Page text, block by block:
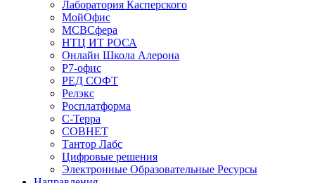
Лаборатория Касперского
МойОфис
МСВСфера
НТЦ ИТ РОСА
Онлайн Школа Алерона
Р7-офис
РЕД СОФТ
Релэкс
Росплатформа
С-Терра
СОВНЕТ
Тантор Лабс
Цифровые решения
Электронные Образовательные Ресурсы